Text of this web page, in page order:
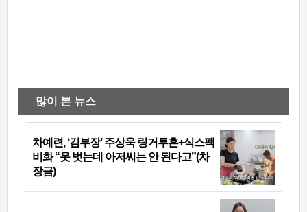
많이 본 뉴스
차예련, ‘김부장’ 주상욱 링거투혼+식스팩
비화 “옷 벗는데 아저씨는 안 된다고”(차
장금)